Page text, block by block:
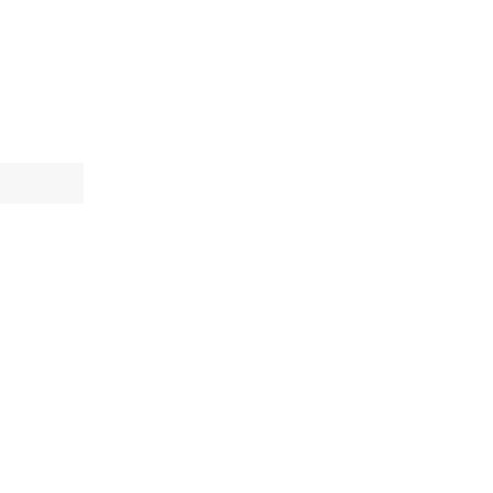
như
quả
hiệu
hay